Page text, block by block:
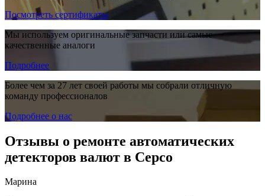
Посмотреть сертификаты
Мы используем оригинальные запчасти или самые
качественные аналоги
Подробнее
Более чем за 27 лет своей работы мы собрали отличную
команду профессионалов
Подробнее о нас
Отзывы о ремонте автоматических
детекторов валют в Серсо
Марина